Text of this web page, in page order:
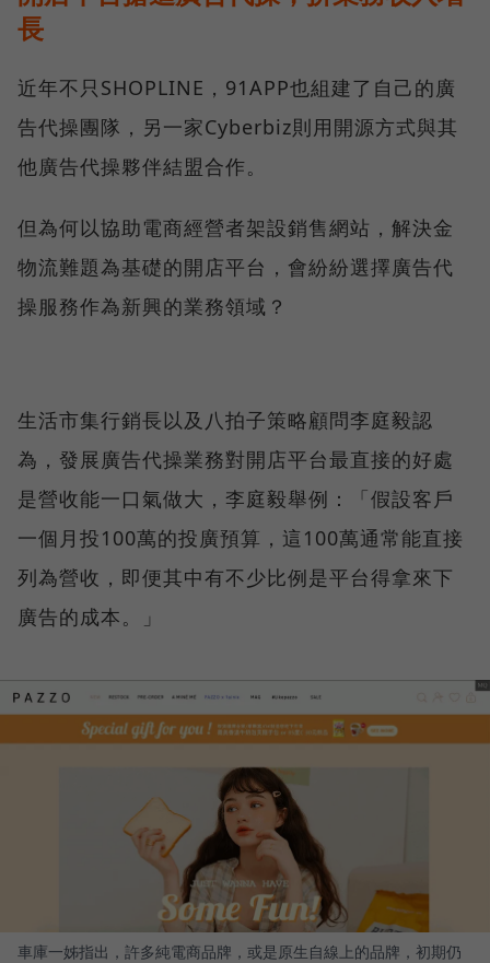
長
近年不只SHOPLINE，91APP也組建了自己的廣
告代操團隊，另一家Cyberbiz則用開源方式與其
他廣告代操夥伴結盟合作。
但為何以協助電商經營者架設銷售網站，解決金
物流難題為基礎的開店平台，會紛紛選擇廣告代
操服務作為新興的業務領域？
生活市集行銷長以及八拍子策略顧問李庭毅認
為，發展廣告代操業務對開店平台最直接的好處
是營收能一口氣做大，李庭毅舉例：「假設客戶
一個月投100萬的投廣預算，這100萬通常能直接
列為營收，即便其中有不少比例是平台得拿來下
廣告的成本。」
車庫一姊指出，許多純電商品牌，或是原生自線上的品牌，初期仍